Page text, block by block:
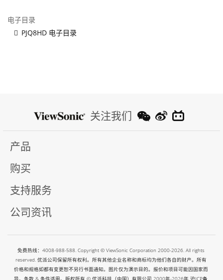
电子目录
PJQ8HD 电子目录
关注我们
产品
购买
支持服务
公司资讯
免费热线：4008-988-588. Copyright © ViewSonic Corporation 2000-2026. All rights
reserved. 优派公司保留所有权利。所有其他企业名称和商标均为他们各自的财产。所有
价格和规格如都有变更恕不另行书面通知。图片仅为演示目的。报价和项目可能因国家而
异。条款 & 条件适用。版权所有 © 优派科技（中国）有限公司 2000年-2026年沪ICP备